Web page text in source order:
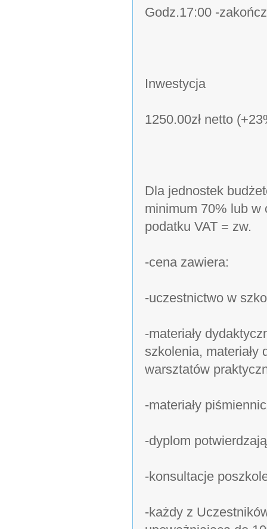
Godz.17:00 -
Inwestycja
1250.00zł netto
Dla jednostek
minimum 70% lub w
podatku VAT = zw.
-cena zawiera:
-uczestnictwo w
-materiały
szkolenia, materiały
warsztatów
-materiały
-dyplom
-konsultacje
-każdy z